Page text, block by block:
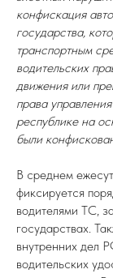
конфискация
государства,
транспортным
водительских
движения или
права
республике на
были
В среднем
фиксируется
водителями ТС,
государствах.
внутренних дел
водительских